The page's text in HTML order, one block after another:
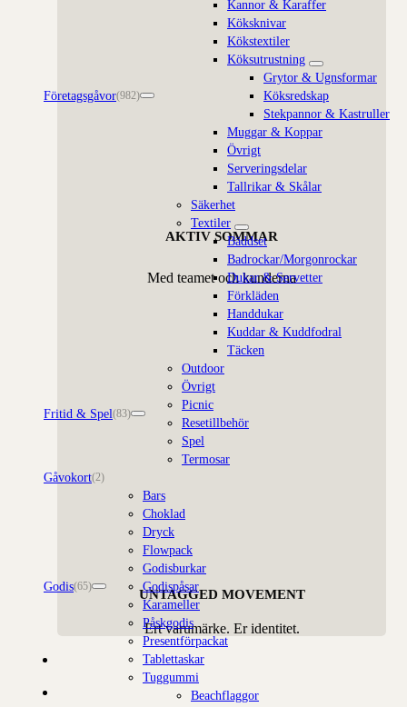
AKTIV SOMMAR
Med teamet och kunderna
UNTAGGED MOVEMENT
Ert varumärke. Er identitet.
Företagsgåvor(982)
Kannor & Karaffer
Köksknivar
Kökstextiler
Köksutrustning
Grytor & Ugnsformar
Köksredskap
Stekpannor & Kastruller
Muggar & Koppar
Övrigt
Serveringsdelar
Tallrikar & Skålar
Säkerhet
Textiler
Bäddset
Badrockar/Morgonrockar
Dukar & Servetter
Förkläden
Handdukar
Kuddar & Kuddfodral
Täcken
Fritid & Spel(83)
Outdoor
Övrigt
Picnic
Resetillbehör
Spel
Termosar
Gåvokort(2)
Godis(65)
Bars
Choklad
Dryck
Flowpack
Godisburkar
Godispåsar
Karameller
Påskgodis
Presentförpackat
Tablettaskar
Tuggummi
Beachflaggor